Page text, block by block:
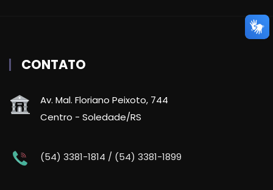
CONTATO
Av. Mal. Floriano Peixoto, 744
Centro - Soledade/RS
(54) 3381-1814 / (54) 3381-1899